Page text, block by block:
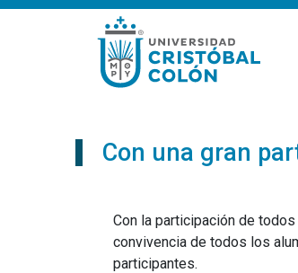
Con una gran
Con la participación de
convivencia de todos los
participantes.